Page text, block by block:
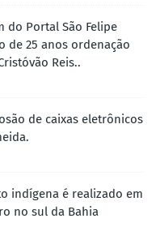
do Portal São Felipe
de 25 anos ordenação
Reis..
de caixas eletrônicos
indígena é realizado em
no sul da Bahia